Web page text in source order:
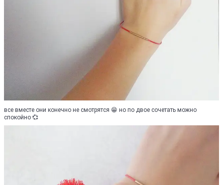
все вместе они конечно не смотрятся 😁 но по двое сочетать можно
спокойно 💞